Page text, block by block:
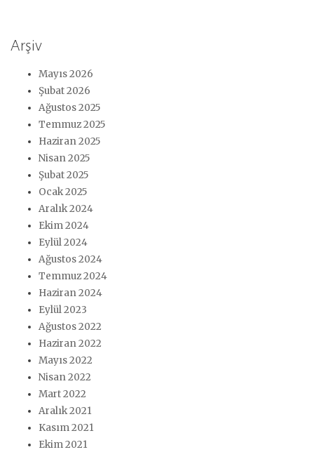
Arşiv
Mayıs 2026
Şubat 2026
Ağustos 2025
Temmuz 2025
Haziran 2025
Nisan 2025
Şubat 2025
Ocak 2025
Aralık 2024
Ekim 2024
Eylül 2024
Ağustos 2024
Temmuz 2024
Haziran 2024
Eylül 2023
Ağustos 2022
Haziran 2022
Mayıs 2022
Nisan 2022
Mart 2022
Aralık 2021
Kasım 2021
Ekim 2021